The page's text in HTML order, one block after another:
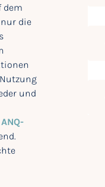
dem
nur die
und
ANQ-